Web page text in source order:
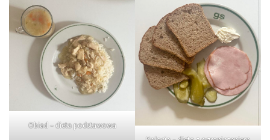
Obiad – dieta podstawowa